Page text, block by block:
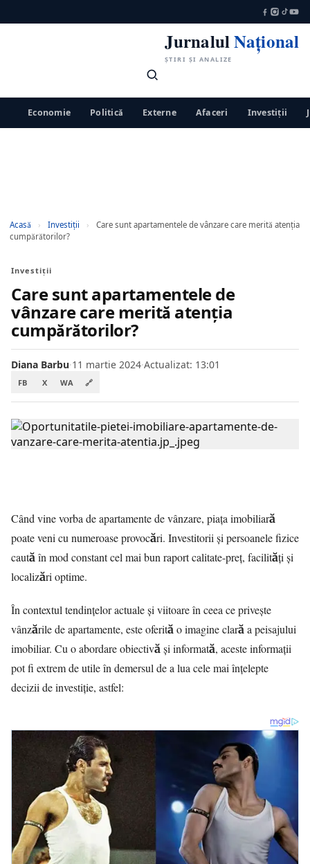
JurnalulNațional
ȘTIRI ȘI ANALIZE
Economie Politică Externe Afaceri Investiții
Acasă › Investiții ›
Care sunt apartamentele de vânzare care merită atenția
cumpărătorilor?
Investiții
Care sunt apartamentele de
vânzare care merită atenția
cumpărătorilor?
Diana Barbu·11 martie 2024·Actualizat: 13:01
FB X WA 🔗
Când vine vorba de apartamente de vânzare, piața imobiliară
poate veni cu numeroase provocări. Investitorii și persoanele fizice
caută în mod constant cel mai bun raport calitate-preț, facilități și
localizări optime.
În contextul tendințelor actuale și viitoare în ceea ce privește
vânzările de apartamente, este oferită o imagine clară a peisajului
imobiliar. Cu o abordare obiectivă și informată, aceste informații
pot fi extrem de utile în demersul de a lua cele mai înțelepte
decizii de investiție, astfel: